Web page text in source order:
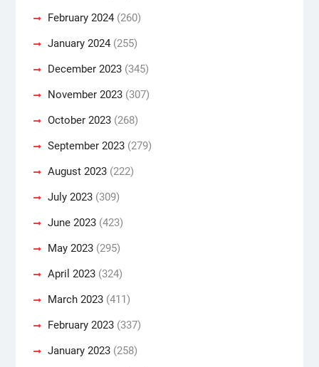
February 2024(260)
January 2024(255)
December 2023(345)
November 2023(307)
October 2023(268)
September 2023(279)
August 2023(222)
July 2023(309)
June 2023(423)
May 2023(295)
April 2023(324)
March 2023(411)
February 2023(337)
January 2023(258)